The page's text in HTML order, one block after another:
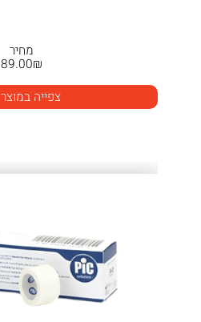
מחיר
₪
89.00
צפייה במוצר